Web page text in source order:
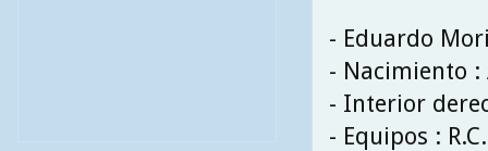
- Eduardo
- Nacimiento
- Interior
- Equipos :